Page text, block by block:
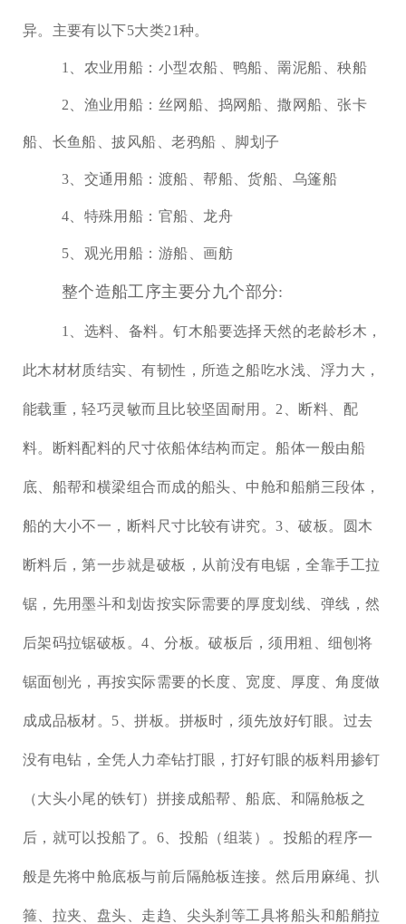
异。主要有以下5大类21种。
1、农业用船：小型农船、鸭船、罱泥船、秧船
2、渔业用船：丝网船、捣网船、撒网船、张卡
船、长鱼船、披风船、老鸦船 、脚划子
3、交通用船：渡船、帮船、货船、乌篷船
4、特殊用船：官船、龙舟
5、观光用船：游船、画舫
整个造船工序主要分九个部分:
1、选料、备料。钉木船要选择天然的老龄杉木，
此木材材质结实、有韧性，所造之船吃水浅、浮力大，
能载重，轻巧灵敏而且比较坚固耐用。2、断料、配
料。断料配料的尺寸依船体结构而定。船体一般由船
底、船帮和横梁组合而成的船头、中舱和船艄三段体，
船的大小不一，断料尺寸比较有讲究。3、破板。圆木
断料后，第一步就是破板，从前没有电锯，全靠手工拉
锯，先用墨斗和划齿按实际需要的厚度划线、弹线，然
后架码拉锯破板。4、分板。破板后，须用粗、细刨将
锯面刨光，再按实际需要的长度、宽度、厚度、角度做
成成品板材。5、拼板。拼板时，须先放好钉眼。过去
没有电钻，全凭人力牵钻打眼，打好钉眼的板料用掺钉
（大头小尾的铁钉）拼接成船帮、船底、和隔舱板之
后，就可以投船了。6、投船（组装）。投船的程序一
般是先将中舱底板与前后隔舱板连接。然后用麻绳、扒
箍、拉夹、盘头、走趋、尖头刹等工具将船头和船艄拉